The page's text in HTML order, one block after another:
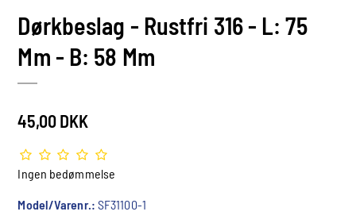
Dørkbeslag - Rustfri 316 - L: 75
Mm - B: 58 Mm
45,00 DKK
Ingen bedømmelse
Model/Varenr.: SF31100-1